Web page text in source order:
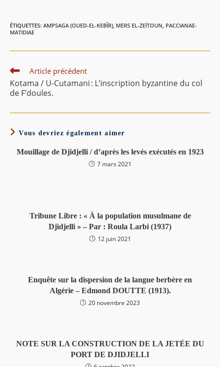
ÉTIQUETTES: AMPSAGA (OUED-EL-KEBÎR) MERS EL-ZEÏTOUN PACCIANAE-
MATIDIAE
Read
more
articles
Article précédent
Kotama / U-Cutamani : L’inscription byzantine du col
de F’doules.
Vous devriez également aimer
Mouillage de Djidjelli / d’après les levés exécutés en 1923
7 mars 2021
Tribune Libre : « À la population musulmane de
Djidjelli » – Par : Roula Larbi (1937)
12 juin 2021
Enquête sur la dispersion de la langue berbère en
Algérie – Edmond DOUTTE (1913).
20 novembre 2023
NOTE SUR LA CONSTRUCTION DE LA JETÉE DU
PORT DE DJIDJELLI